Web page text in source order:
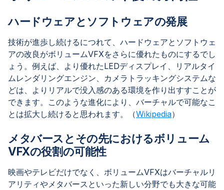
ハードウェアとソフトウェアの発展
技術が進歩し続けるにつれて、ハードウェアとソフトウェ
アの改良がボリュームVFXをさらに優れたものにするでし
ょう。例えば、より優れたLEDディスプレイ、リアルタイ
ムレンダリングエンジン、カメラトラッキングシステムな
どは、よりリアルで没入感のある環境を作り出すすことが
できます。このような進化により、バーチャルで可能なこ
とは拡大し続けると思われます。（Wikipedia）
メタバースとその先におけるボリューム
VFXの役割の可能性
映画やテレビだけでなく、ボリュームVFXはバーチャルリ
アリティやメタバースといった新しい分野でも大きな可能